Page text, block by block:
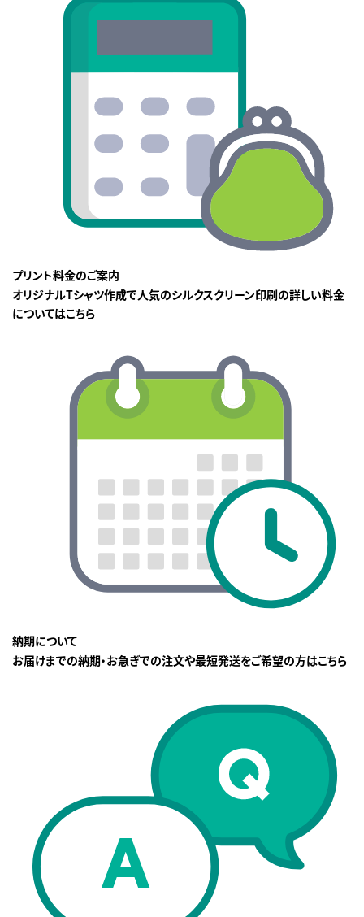
プリント料金のご案内
オリジナルTシャツ作成で人気のシルクスクリーン印刷の詳しい料金
についてはこちら
納期について
お届けまでの納期・お急ぎでの注文や最短発送をご希望の方はこちら